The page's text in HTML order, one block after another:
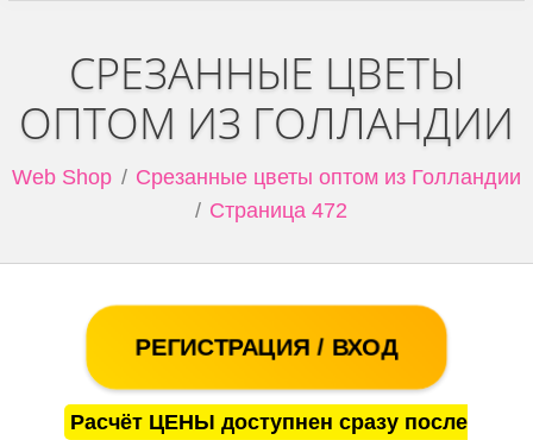
СРЕЗАННЫЕ ЦВЕТЫ
ОПТОМ ИЗ ГОЛЛАНДИИ
Web Shop
Срезанные цветы оптом из Голландии
Страница 472
РЕГИСТРАЦИЯ / ВХОД
Расчёт ЦЕНЫ доступнен сразу после